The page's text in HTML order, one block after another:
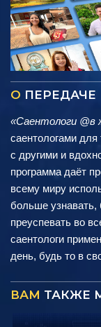
О ПЕРЕДАЧЕ
«Саентологи @в
саентологами для
с другими и
программа даёт
всему миру
больше узнавать,
преуспевать во
саентологи
день, будь то в
ВАМ ТАКЖЕ